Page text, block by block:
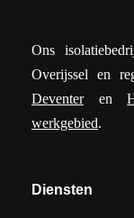
Ons
Overijssel en
Deventeren
werkgebied.
Diensten